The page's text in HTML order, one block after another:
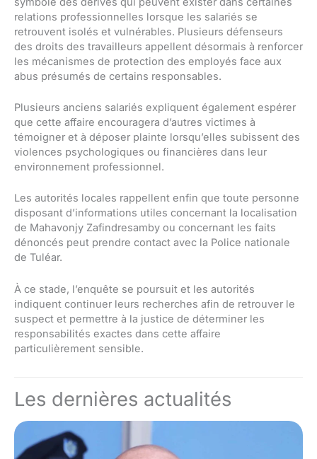
relations professionnelles lorsque les salariés se
retrouvent isolés et vulnérables. Plusieurs défenseurs
des droits des travailleurs appellent désormais à renforcer
les mécanismes de protection des employés face aux
abus présumés de certains responsables.
Plusieurs anciens salariés expliquent également espérer
que cette affaire encouragera d’autres victimes à
témoigner et à déposer plainte lorsqu’elles subissent des
violences psychologiques ou financières dans leur
environnement professionnel.
Les autorités locales rappellent enfin que toute personne
disposant d’informations utiles concernant la localisation
de Mahavonjy Zafindresamby ou concernant les faits
dénoncés peut prendre contact avec la Police nationale
de Tuléar.
À ce stade, l’enquête se poursuit et les autorités
indiquent continuer leurs recherches afin de retrouver le
suspect et permettre à la justice de déterminer les
responsabilités exactes dans cette affaire
particulièrement sensible.
Les dernières actualités